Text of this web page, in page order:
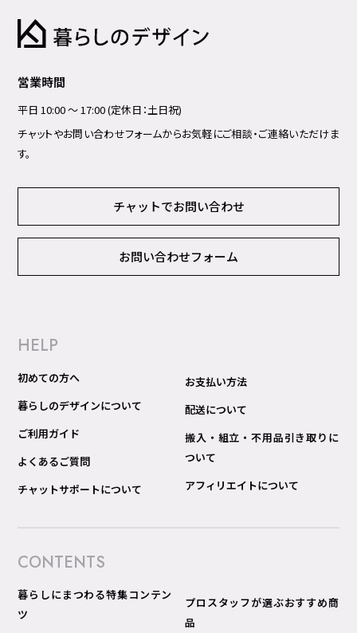
営業時間
平日 10:00 ～ 17:00 (定休日：土日祝)
チャットやお問い合わせフォームからお気軽にご相談・ご連絡いただけま
す。
チャットでお問い合わせ
お問い合わせフォーム
HELP
初めての方へ
暮らしのデザインについて
ご利用ガイド
よくあるご質問
チャットサポートについて
お支払い方法
配送について
搬入・組立・不用品引き取りに
ついて
アフィリエイトについて
CONTENTS
暮らしにまつわる特集コンテン
ツ
プロスタッフが選ぶおすすめ商
品